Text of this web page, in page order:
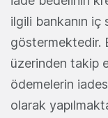
ilgili bankanın iç
göstermektedir.
üzerinden takip
ödemelerin
olarak